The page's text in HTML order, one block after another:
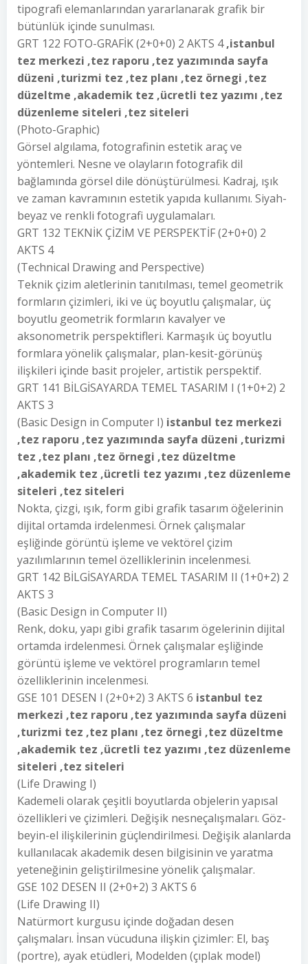
tipografi elemanlarından yararlanarak grafik bir
bütünlük içinde sunulması.
GRT 122 FOTO-GRAFİK (2+0+0) 2 AKTS 4,istanbul
tez merkezi ,tez raporu ,tez yazımında sayfa
düzeni ,turizmi tez ,tez planı ,tez örnegi ,tez
düzeltme ,akademik tez ,ücretli tez yazımı ,tez
düzenleme siteleri ,tez siteleri
(Photo-Graphic)
Görsel algılama, fotografinin estetik araç ve
yöntemleri. Nesne ve olayların fotografik dil
bağlamında görsel dile dönüştürülmesi. Kadraj, ışık
ve zaman kavramının estetik yapıda kullanımı. Siyah-
beyaz ve renkli fotografi uygulamaları.
GRT 132 TEKNİK ÇİZİM VE PERSPEKTİF (2+0+0) 2
AKTS 4
(Technical Drawing and Perspective)
Teknik çizim aletlerinin tanıtılması, temel geometrik
formların çizimleri, iki ve üç boyutlu çalışmalar, üç
boyutlu geometrik formların kavalyer ve
aksonometrik perspektifleri. Karmaşık üç boyutlu
formlara yönelik çalışmalar, plan-kesit-görünüş
ilişkileri içinde basit projeler, artistik perspektif.
GRT 141 BİLGİSAYARDA TEMEL TASARIM I (1+0+2) 2
AKTS 3
(Basic Design in Computer I) istanbul tez merkezi
,tez raporu ,tez yazımında sayfa düzeni ,turizmi
tez ,tez planı ,tez örnegi ,tez düzeltme
,akademik tez ,ücretli tez yazımı ,tez düzenleme
siteleri ,tez siteleri
Nokta, çizgi, ışık, form gibi grafik tasarım öğelerinin
dijital ortamda irdelenmesi. Örnek çalışmalar
eşliğinde görüntü işleme ve vektörel çizim
yazılımlarının temel özelliklerinin incelenmesi.
GRT 142 BİLGİSAYARDA TEMEL TASARIM II (1+0+2) 2
AKTS 3
(Basic Design in Computer II)
Renk, doku, yapı gibi grafik tasarım ögelerinin dijital
ortamda irdelenmesi. Örnek çalışmalar eşliğinde
görüntü işleme ve vektörel programların temel
özelliklerinin incelenmesi.
GSE 101 DESEN I (2+0+2) 3 AKTS 6 istanbul tez
merkezi ,tez raporu ,tez yazımında sayfa düzeni
,turizmi tez ,tez planı ,tez örnegi ,tez düzeltme
,akademik tez ,ücretli tez yazımı ,tez düzenleme
siteleri ,tez siteleri
(Life Drawing I)
Kademeli olarak çeşitli boyutlarda objelerin yapısal
özellikleri ve çizimleri. Değişik nesneçalışmaları. Göz-
beyin-el ilişkilerinin güçlendirilmesi. Değişik alanlarda
kullanılacak akademik desen bilgisinin ve yaratma
yeteneğinin geliştirilmesine yönelik çalışmalar.
GSE 102 DESEN II (2+0+2) 3 AKTS 6
(Life Drawing II)
Natürmort kurgusu içinde doğadan desen
çalışmaları. İnsan vücuduna ilişkin çizimler: El, baş
(portre), ayak etüdleri, Modelden (çıplak model)